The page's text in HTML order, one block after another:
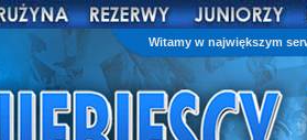
Witamy w największym